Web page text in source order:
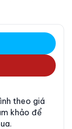
theo giá
khảo để